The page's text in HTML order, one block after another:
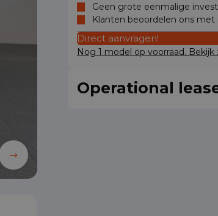
Geen grote eenmalige
Klanten beoordelen ons met
Direct aanvragen!
Nog 1 model op voorraad.
Operational